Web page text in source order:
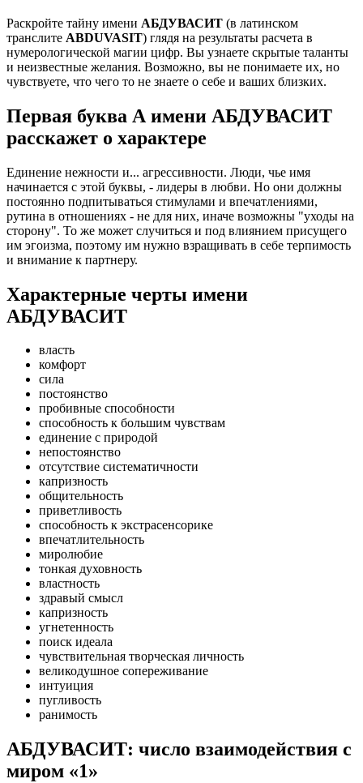
Раскройте тайну имени АБДУВАСИТ (в латинском
транслите ABDUVASIT) глядя на результаты расчета в
нумерологической магии цифр. Вы узнаете скрытые таланты
и неизвестные желания. Возможно, вы не понимаете их, но
чувствуете, что чего то не знаете о себе и ваших близких.
Первая буква А имени АБДУВАСИТ
расскажет о характере
Единение нежности и... агрессивности. Люди, чье имя
начинается с этой буквы, - лидеры в любви. Но они должны
постоянно подпитываться стимулами и впечатлениями,
рутина в отношениях - не для них, иначе возможны "уходы на
сторону". То же может случиться и под влиянием присущего
им эгоизма, поэтому им нужно взращивать в себе терпимость
и внимание к партнеру.
Характерные черты имени
АБДУВАСИТ
власть
комфорт
сила
постоянство
пробивные способности
способность к большим чувствам
единение с природой
непостоянство
отсутствие систематичности
капризность
общительность
приветливость
способность к экстрасенсорике
впечатлительность
миролюбие
тонкая духовность
властность
здравый смысл
капризность
угнетенность
поиск идеала
чувствительная творческая личность
великодушное сопереживание
интуиция
пугливость
ранимость
АБДУВАСИТ: число взаимодействия с
миром «1»